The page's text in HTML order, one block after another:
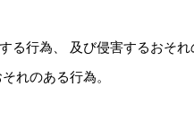
行為、 及び侵害するおそれ
れのある行為。